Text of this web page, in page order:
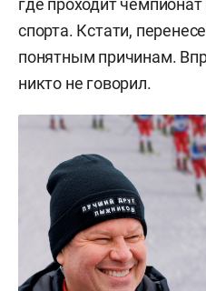
где проходит
спорта. Кстати,
понятным причинам.
никто не говорил.